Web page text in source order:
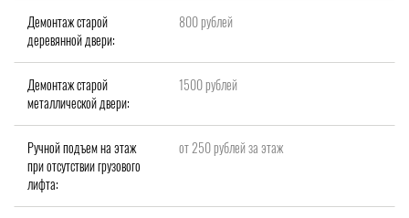
Демонтаж старой
деревянной двери:
800 рублей
Демонтаж старой
металлической двери:
1500 рублей
Ручной подъем на этаж
при отсутствии грузового
лифта:
от 250 рублей за этаж